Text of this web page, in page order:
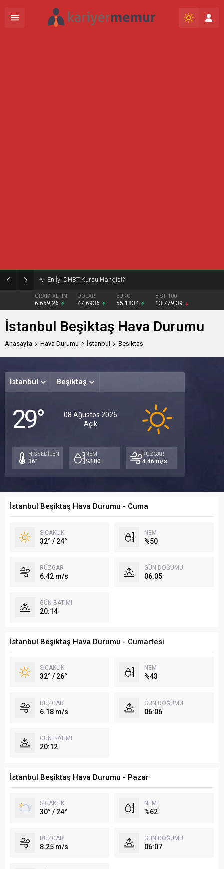
En İyi DHBT Kursu Hangisi?
GRAM ALTIN
6.659,26
DOLAR
47,6936
EURO
55,1834
BIST 100
13.779,39
İstanbul Beşiktaş Hava Durumu
Anasayfa Hava Durumu İstanbul Beşiktaş
İstanbul Beşiktaş
29°
08 Ağustos 2026
Açık
HİSSEDİLEN
36°
NEM
%100
RÜZGAR
4.46 m/s
İstanbul Beşiktaş Hava Durumu - Cuma
SICAKLIK
32° / 24°
NEM
%50
RÜZGAR
6.42 m/s
GÜN DOĞUMU
06:05
GÜN BATIMI
20:14
İstanbul Beşiktaş Hava Durumu - Cumartesi
SICAKLIK
32° / 26°
NEM
%43
RÜZGAR
6.18 m/s
GÜN DOĞUMU
06:06
GÜN BATIMI
20:12
İstanbul Beşiktaş Hava Durumu - Pazar
SICAKLIK
30° / 24°
NEM
%62
RÜZGAR
8.25 m/s
GÜN DOĞUMU
06:07